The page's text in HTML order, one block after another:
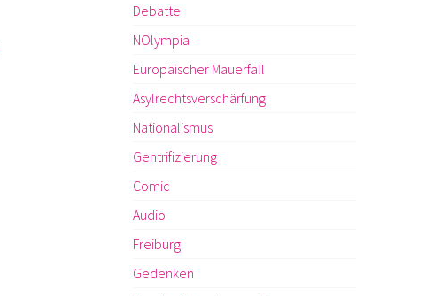
Debatte
NOlympia
Europäischer Mauerfall
Asylrechtsverschärfung
Nationalismus
Gentrifizierung
Comic
Audio
Freiburg
Gedenken